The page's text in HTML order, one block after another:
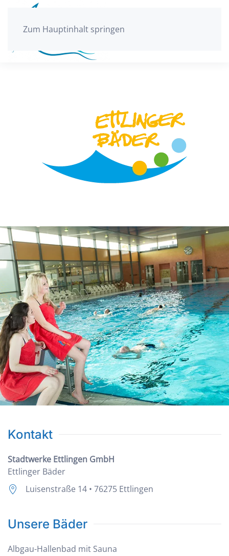
Zum Hauptinhalt springen
Kontakt
Stadtwerke Ettlingen GmbH
Ettlinger Bäder
Luisenstraße 14 • 76275 Ettlingen
Unsere Bäder
Albgau-Hallenbad mit Sauna